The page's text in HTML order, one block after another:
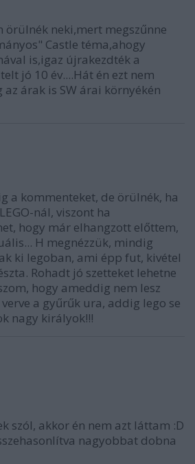
örülnék neki,mert megszűnne
Castle téma,ahogy
is,igaz újrakezdték a
jó 10 év....Hát én ezt nem
az árak is SW árai környékén
a kommenteket, de örülnék, ha
nál, viszont ha
hogy már elhangzott előttem,
H megnézzük, mindig
ki legoban, ami épp fut, kivétel
Rohadt jó szetteket lehetne
hogy ameddig nem lesz
a gyűrűk ura, addig lego se
nagy királyok!!!
szól, akkor én nem azt láttam :D
nagyobbat dobna